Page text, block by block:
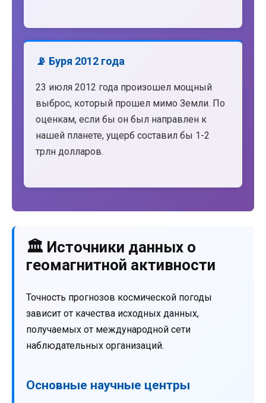
📡 Буря 2012 года
23 июля 2012 года произошел мощный
выброс, который прошел мимо Земли. По
оценкам, если бы он был направлен к
нашей планете, ущерб составил бы 1-2
трлн долларов.
🏛️ Источники данных о
геомагнитной активности
Точность прогнозов космической погоды
зависит от качества исходных данных,
получаемых от международной сети
наблюдательных организаций.
Основные научные центры